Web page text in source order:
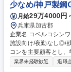
少なめ/神戸製鋼
月給29万4000円
兵庫県加古郡
企業名 コベルコシンワ株式会社 求人名 播磨町◇家具
施設向け/夜勤なし◎/残業少なめ/神戸
コンを主要顧客とし
木工製品の施工管理
業界未経験歓迎 退職